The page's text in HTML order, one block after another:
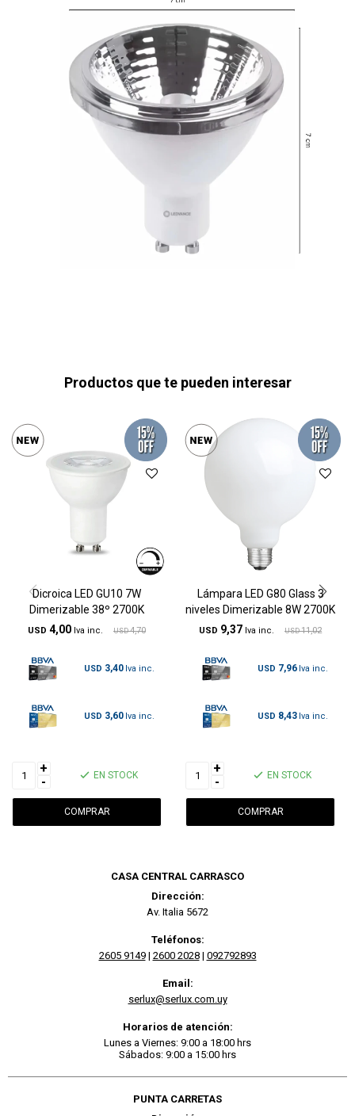
Productos que te pueden interesar
Dicroica LED GU10 7W
Dimerizable 38º 2700K
USD 4,00 USD 4,70
USD 3,40
USD 3,60
+
-
EN STOCK
Lámpara LED G80 Glass 3
niveles Dimerizable 8W 2700K
USD 9,37 USD 11,02
USD 7,96
USD 8,43
+
-
EN STOCK
CASA CENTRAL CARRASCO
Dirección:
Av. Italia 5672
Teléfonos:
2605 9149| 2600 2028| 092792893
Email:
serlux@serlux.com.uy
Horarios de atención:
Lunes a Viernes: 9:00 a 18:00 hrs
Sábados: 9:00 a 15:00 hrs
PUNTA CARRETAS